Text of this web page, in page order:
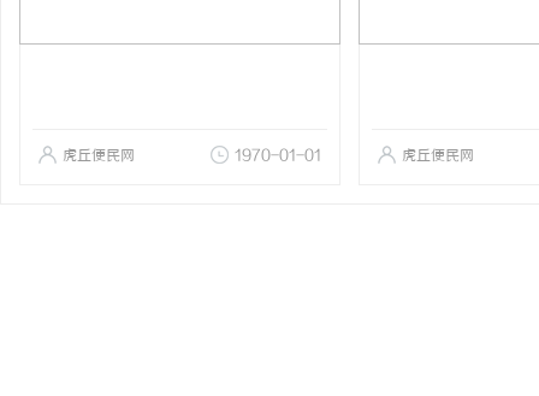
虎丘便民网 1970-01-01 虎丘便民网